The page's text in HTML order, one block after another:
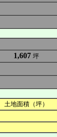
1,607 坪
土地面積（坪）